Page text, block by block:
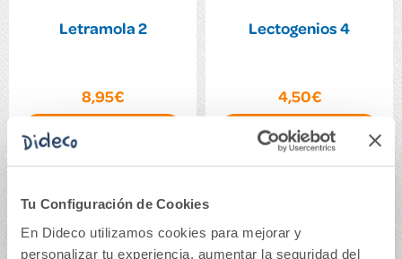
Tu Configuración de Cookies
En Dideco utilizamos cookies para mejorar y
personalizar tu experiencia, aumentar la seguridad del
Letramola 2
8,95€
Lectogenios 4
4,50€
Comprar